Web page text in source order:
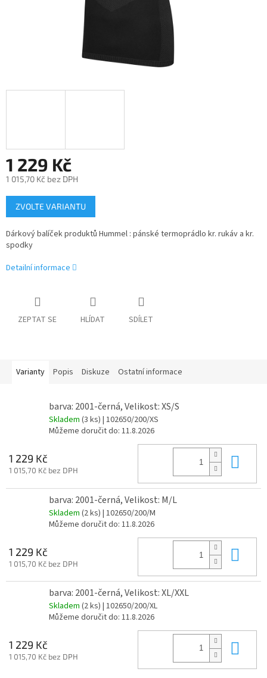
1 229 Kč
1 015,70 Kč bez DPH
Měrná
cena:
ZVOLTE VARIANTU
Dárkový balíček produktů Hummel : pánské termoprádlo kr. rukáv a kr.
spodky
Detailní informace
ZEPTAT SE HLÍDAT SDÍLET
Varianty Popis Diskuze Ostatní informace
barva: 2001-černá, Velikost: XS/S
Skladem (3 ks) | 102650/200/XS
Můžeme doručit do: 11.8.2026
1 229 Kč
1 015,70 Kč bez DPH
barva: 2001-černá, Velikost: M/L
Skladem (2 ks) | 102650/200/M
Můžeme doručit do: 11.8.2026
1 229 Kč
1 015,70 Kč bez DPH
barva: 2001-černá, Velikost: XL/XXL
Skladem (2 ks) | 102650/200/XL
Můžeme doručit do: 11.8.2026
1 229 Kč
1 015,70 Kč bez DPH